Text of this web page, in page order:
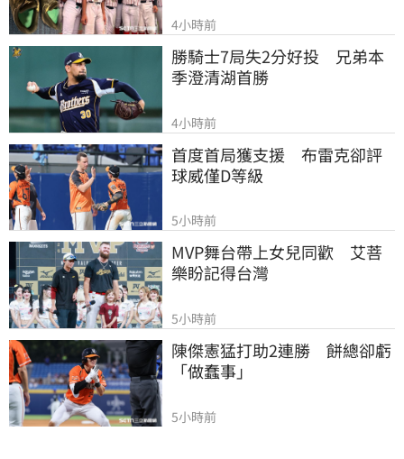
4小時前
勝騎士7局失2分好投　兄弟本
季澄清湖首勝
4小時前
首度首局獲支援　布雷克卻評
球威僅D等級
5小時前
MVP舞台帶上女兒同歡　艾菩
樂盼記得台灣
5小時前
陳傑憲猛打助2連勝　餅總卻虧
「做蠢事」
5小時前